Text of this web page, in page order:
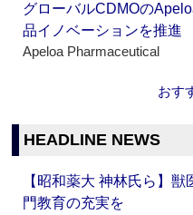
グローバルCDMOの
品イノベーションを推進
Apeloa Pharmaceutical
おす
HEADLINE NEWS
【昭和薬大 神林氏ら】
門教育の充実を